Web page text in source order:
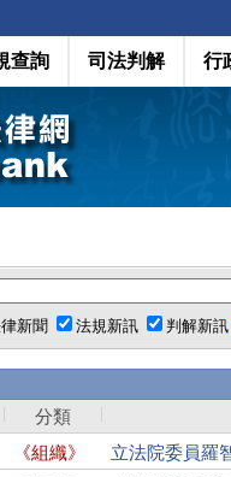
查詢 司法判解 行
新聞 法規新訊 判解新訊
分類
《組織》
立法院委員羅